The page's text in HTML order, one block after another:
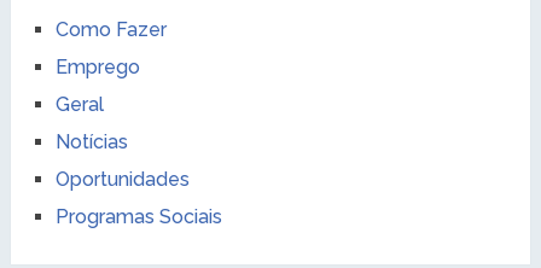
Como Fazer
Emprego
Geral
Notícias
Oportunidades
Programas Sociais